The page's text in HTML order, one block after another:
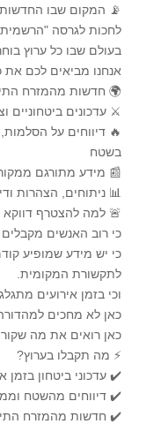
📡 המקום שבו החדשות
לחכות לגרסה
בעולם שבו כל ערוץ
אנחנו מביאים לכם
🌍 חדשות מהמזרח
⚔️ עדכונים ביטחוניים
🔥 דיווחים על
בשטח
📰 מידע מתורגם
📊 ניתוחים, הצהרות
🚨 למה להצטרף דווקא
כי רוב האנשים
כי יש מידע שמופיע
לתקשורת המקומית.
וכי בזמן אירועים
כאן לא מחכים
כאן רואים את מה
⚡ מה תקבלו בערוץ?
✔️ עדכוני ביטחון בזמן
✔️ דיווחים מהשטח
✔️ חדשות מהמזרח